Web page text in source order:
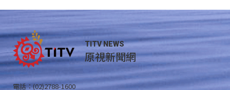
TITV NEWS
原視新聞網
電話：(02)2788-1600